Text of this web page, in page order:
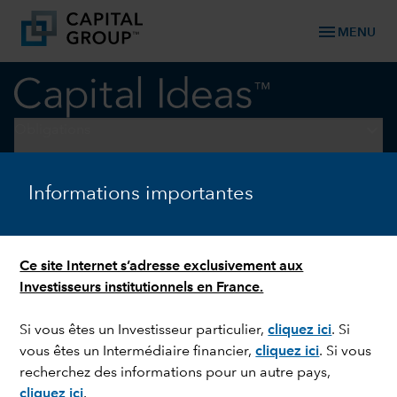
Informations importantes
Ce site Internet s’adresse exclusivement aux
Investisseurs institutionnels en France.
Si vous êtes un Investisseur particulier,cliquez ici. Si
vous êtes un Intermédiaire financier,cliquez ici. Si vous
recherchez des informations pour un autre pays,
cliquez ici.
menu MENU
GESTION OBLIGATAIRE
Obligations investment
grade : en quête
d’opportunités singulières